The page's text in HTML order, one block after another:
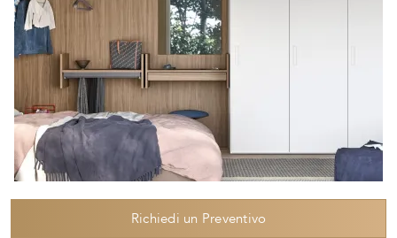
Richiedi un Preventivo